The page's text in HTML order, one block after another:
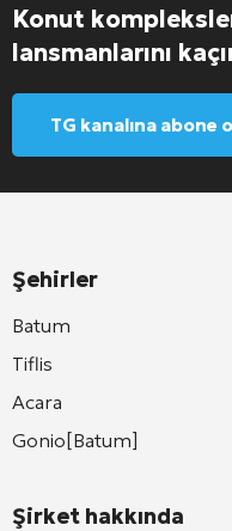
Konut
lansmanlarını
TG kanalına abone
Şehirler
Batum
Tiflis
Acara
Gonio[Batum]
Şirket hakkında